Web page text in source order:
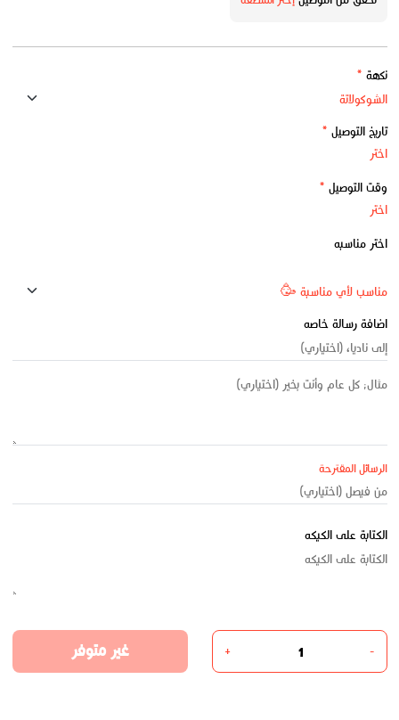
نكهة *
تاريخ التوصيل *
وقت التوصيل *
اختر مناسبه
اضافة رسالة خاصه
الرسائل المقترحة
الكتابة على الكيكه
-
+ غير متوفر